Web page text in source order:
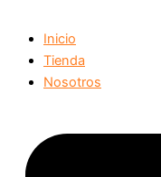
Inicio
Tienda
Nosotros